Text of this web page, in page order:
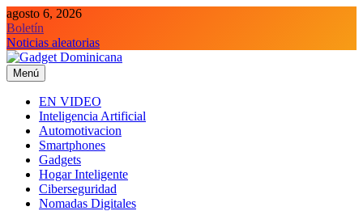
Saltar
al
contenido
agosto 6, 2026
Boletín
Noticias aleatorias
Gadget Dominicana
Gadgets y Tecnología de consumo
Menú
EN VIDEO
Inteligencia Artificial
Automotivacion
Smartphones
Gadgets
Hogar Inteligente
Ciberseguridad
Nomadas Digitales